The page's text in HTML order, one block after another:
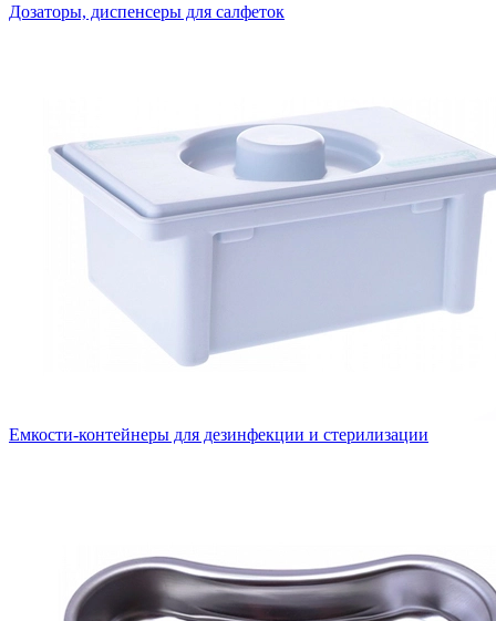
Дозаторы, диспенсеры для салфеток
Емкости-контейнеры для дезинфекции и стерилизации